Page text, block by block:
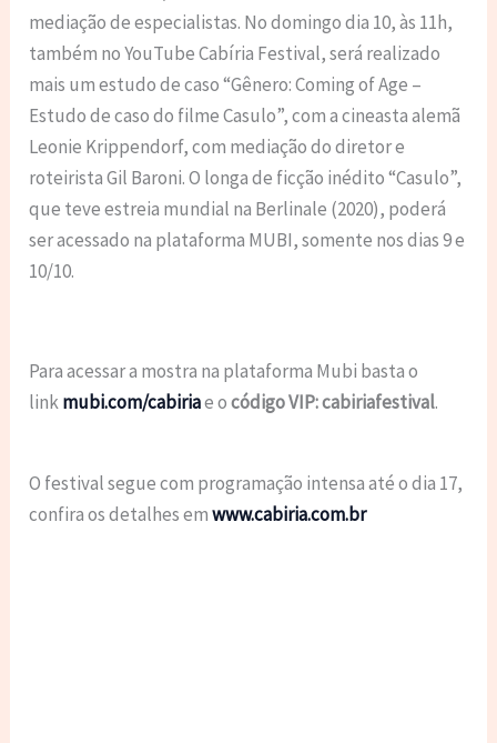
mediação de especialistas. No domingo dia 10, às 11h,
também noYouTube Cabíria Festival,será realizado
mais um estudo de caso“Gênero: Coming of Age –
Estudo de caso do filme Casulo”, com a cineasta alemã
Leonie Krippendorf, com mediação do diretor e
roteirista Gil Baroni. O longa de ficção inédito “Casulo”,
que teve estreia mundial na Berlinale (2020), poderá
ser acessado na plataforma MUBI, somente nos dias 9 e
10/10.
Para acessar a mostra na plataforma Mubi basta o
linkmubi.com/cabiriae ocódigo VIP: cabiriafestival.
O festival segue com programação intensa até o dia 17,
confira os detalhes emwww.cabiria.com.br